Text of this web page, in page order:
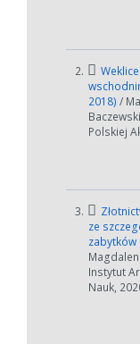
2.
2018) /
Polskiej
3.
ze
zabytków
Instytut
Nauk,